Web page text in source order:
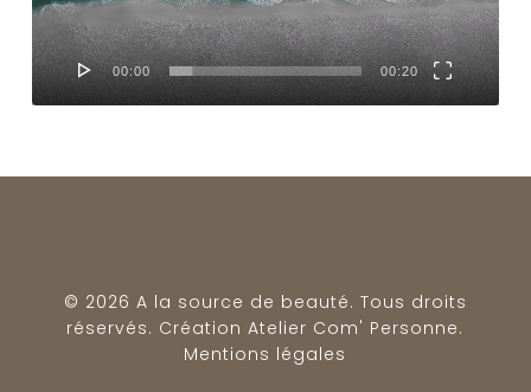
00:00 00:20
© 2026 A la source de beauté. Tous droits
réservés. CréationAtelier Com' Personne.
Mentions légales